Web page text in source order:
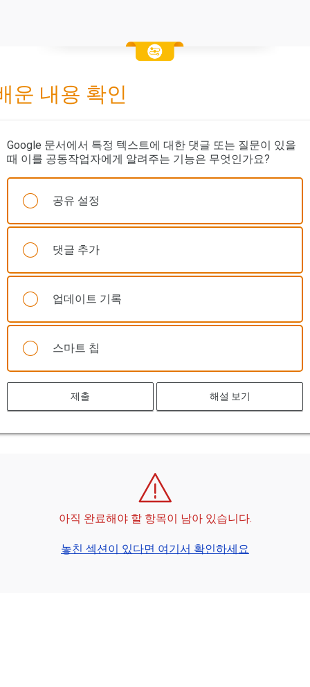
운 내용 확인
Google 문서에서 특정 텍스트에 대한 댓글 또는 질문이 있을
때 이를 공동작업자에게 알려주는 기능은 무엇인가요?
공유 설정
댓글 추가
업데이트 기록
스마트 칩
제출 해설 보기
아직 완료해야 할 항목이 남아 있습니다.
놓친 섹션이 있다면 여기서 확인하세요